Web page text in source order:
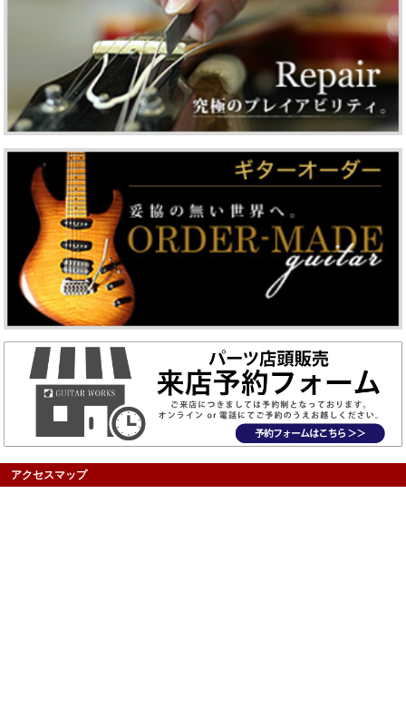
アクセスマップ